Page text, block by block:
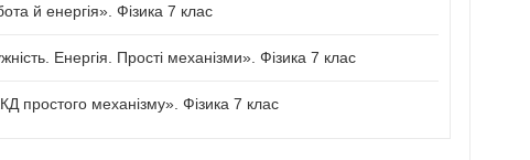
й енергія». Фізика 7 клас
Енергія. Прості механізми». Фізика 7 клас
простого механізму». Фізика 7 клас